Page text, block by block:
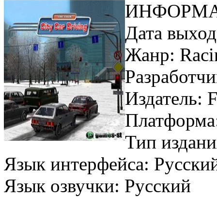
Дата
Жанр:
Издатель:
Тип
Язык интерфейса:
Язык озвучки: Русский